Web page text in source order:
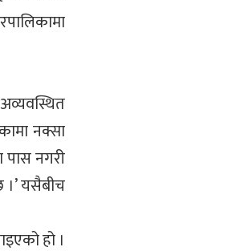
नक्सा
पास नगरी
।’ यसैबीच
हो ।